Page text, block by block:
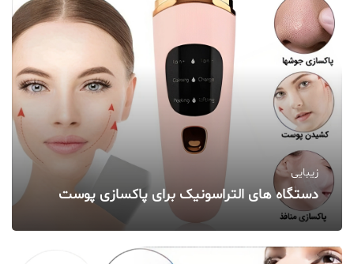
زیبایی
دستگاه‌ های التراسونیک برای پاکسازی پوست